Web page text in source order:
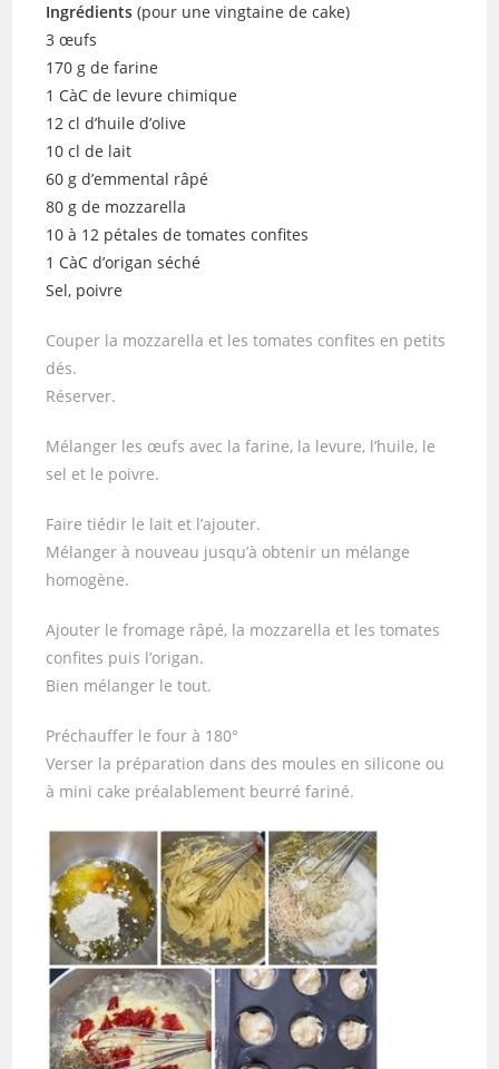
Ingrédients (pour une vingtaine de cake)
3 œufs
170 g de farine
1 CàC de levure chimique
12 cl d’huile d’olive
10 cl de lait
60 g d’emmental râpé
80 g de mozzarella
10 à 12 pétales de tomates confites
1 CàC d’origan séché
Sel, poivre
Couper la mozzarella et les tomates confites en petits
dés.
Réserver.
Mélanger les œufs avec la farine, la levure, l’huile, le
sel et le poivre.
Faire tiédir le lait et l’ajouter.
Mélanger à nouveau jusqu’à obtenir un mélange
homogène.
Ajouter le fromage râpé, la mozzarella et les tomates
confites puis l’origan.
Bien mélanger le tout.
Préchauffer le four à 180°
Verser la préparation dans des moules en silicone ou
à mini cake préalablement beurré fariné.